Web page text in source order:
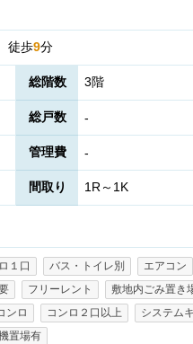
徒歩9分
総階数 3階
総戸数 -
管理費 -
間取り 1R～1K
１口 バス・トイレ別 エアコン
フリーレント 敷地内ごみ置き
ンロ コンロ２口以上 システム
置場有